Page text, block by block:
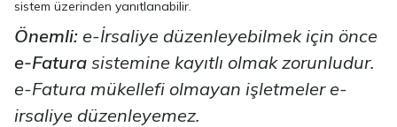
sistem üzerinden yanıtlanabilir.
Önemli: e-İrsaliye düzenleyebilmek için önce
e-Fatura sistemine kayıtlı olmak zorunludur.
e-Fatura mükellefi olmayan işletmeler e-
irsaliye düzenleyemez.